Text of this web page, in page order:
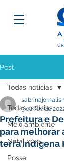
Post
Todas notícias
Meio ambiente
Natal 2025
Posse
Todas notícias
Prefeitura e
para melhorar
terra indígena
3 de fev. de